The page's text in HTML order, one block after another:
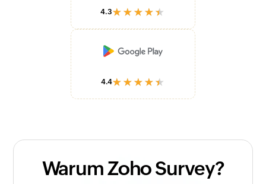
★★★★★
4.3
★★★★★
4.4
Warum Zoho Survey?